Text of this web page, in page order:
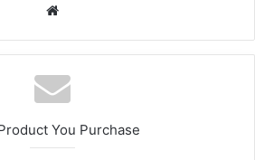
Website
You Purchase